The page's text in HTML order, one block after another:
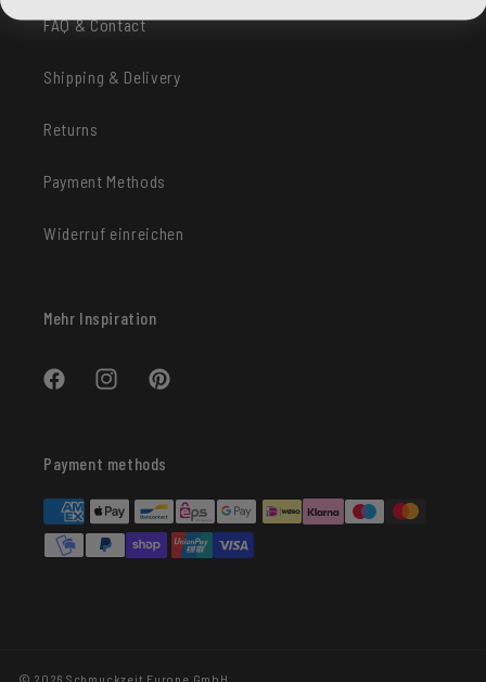
FAQ & Contact
Shipping & Delivery
Returns
Payment Methods
Widerruf einreichen
Mehr Inspiration
FacebookInstagramPinterest
Payment methods
© 2026 Schmuckzeit Europe GmbH